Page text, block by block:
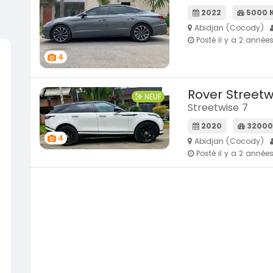
Hyundai Elantra
Elantra 2.0l
2021
100000 Km
9 800 000FCFA
SPÉCIAL Suzuki
Vitara
9 300
En vente
4
2022
5000
Abidjan (Cocody)
Posté il y a 2 années
4
NEUF Rover
Streetwise 7
2020
Abidjan (Cocody)
Posté il y a 2 années